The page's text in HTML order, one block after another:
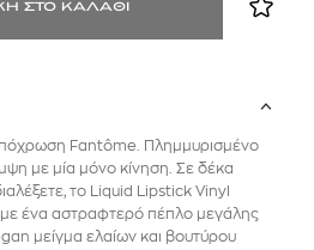
ΣΤΟ ΚΑΛΑΘΙ
Fantôme. Πλημμυρισμένο
με μία μόνο κίνηση. Σε δέκα
το Liquid Lipstick Vinyl
με ένα αστραφτερό πέπλο μεγάλης
μείγμα ελαίων και βουτύρου